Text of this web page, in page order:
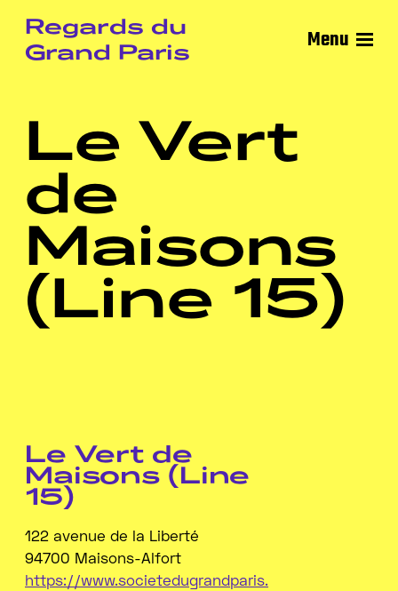
Regards du
Grand Paris
Menu
Le Vert
de
Maisons
(Line 15)
Le Vert de
Maisons (Line
15)
122 avenue de la Liberté
94700 Maisons-Alfort
https://www.societedugrandparis.